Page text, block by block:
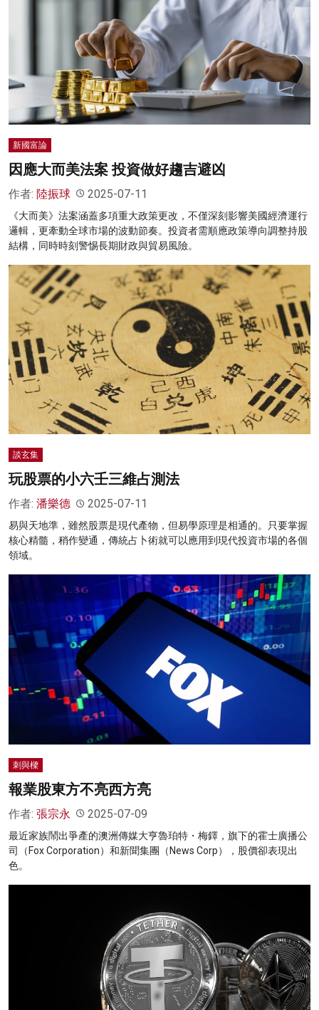
新國富論
因應大而美法案 投資做好趨吉避凶
作者: 陸振球 2025-07-11
《大而美》法案涵蓋多項重大政策更改，不僅深刻影響美國經濟運行
邏輯，更牽動全球市場的波動節奏。投資者需順應政策導向調整持股
結構，同時時刻警惕長期財政與貿易風險。
談玄集
玩股票的小六壬三維占測法
作者: 潘樂德 2025-07-11
易與天地準，雖然股票是現代產物，但易學原理是相通的。只要掌握
核心精髓，稍作變通，傳統占卜術就可以應用到現代投資市場的各個
領域。
刺與樑
報業股東方不亮西方亮
作者: 張宗永 2025-07-09
最近家族鬧出爭產的澳洲傳媒大亨魯珀特・梅鐸，旗下的霍士廣播公
司（Fox Corporation）和新聞集團（News Corp），股價卻表現出
色。